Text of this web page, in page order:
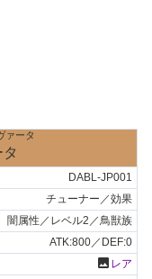
ァータ
DABL-JP001
チューナー／効果
闇属性／レベル2／鳥獣族
ATK:800／DEF:0
photo レア